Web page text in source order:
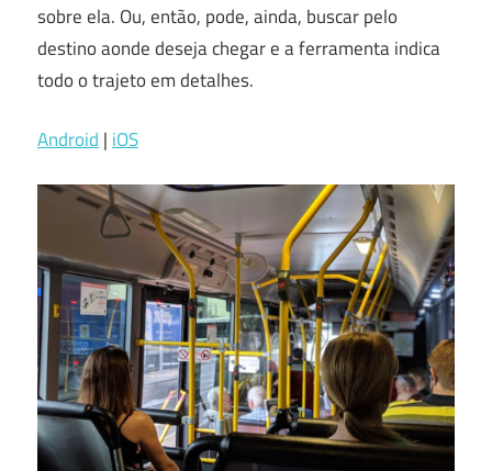
sobre ela. Ou, então, pode, ainda, buscar pelo
destino aonde deseja chegar e a ferramenta indica
todo o trajeto em detalhes.
Android | iOS